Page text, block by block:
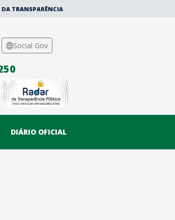
TRANSPARÊNCIA
Social Gov
DIÁRIO OFICIAL